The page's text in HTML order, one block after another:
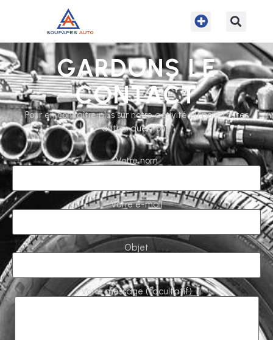
GARDONS LE
CONTACT
Pour en connaître plus sur notre activité ou pour toutes
autres questions.
Votre nom
Votre e-mail
Objet
Votre message (facultatif)